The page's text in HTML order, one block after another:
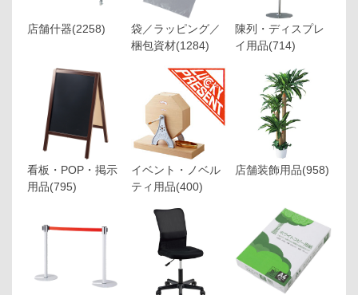
店舗什器(2258)
袋／ラッピング／
梱包資材(1284)
陳列・ディスプレ
イ用品(714)
看板・POP・掲示
用品(795)
イベント・ノベル
ティ用品(400)
店舗装飾用品(958)